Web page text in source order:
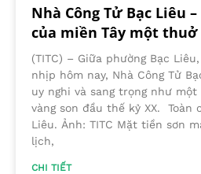
Nhà Công Tử Bạc Liêu
của miền Tây một thuở
(TITC) – Giữa phường Bạc
nhịp hôm nay, Nhà Công Tử
uy nghi và sang trọng như
vàng son đầu thế kỷ XX. Toàn
Liêu. Ảnh: TITC Mặt tiền sơn
lịch,
CHI TIẾT